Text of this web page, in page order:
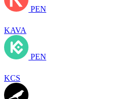
PEN
KAVA
PEN
KCS